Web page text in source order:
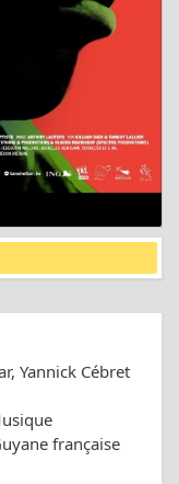
Yannick Cébret
française